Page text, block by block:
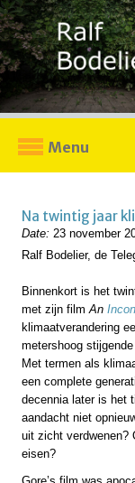
Menu
Na twintig jaar
Date: 23 november
Ralf Bodelier, de
Binnenkort is het
met zijn filmAn
klimaatverandering
metershoog
Met termen als
een complete
decennia later is het
aandacht niet
uit zicht verdwenen?
eisen?